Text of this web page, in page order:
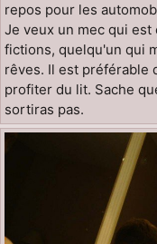
repos pour les
Je veux un mec qui
fictions, quelqu'un qui
rêves. Il est préférable
profiter du lit. Sache
sortiras pas.